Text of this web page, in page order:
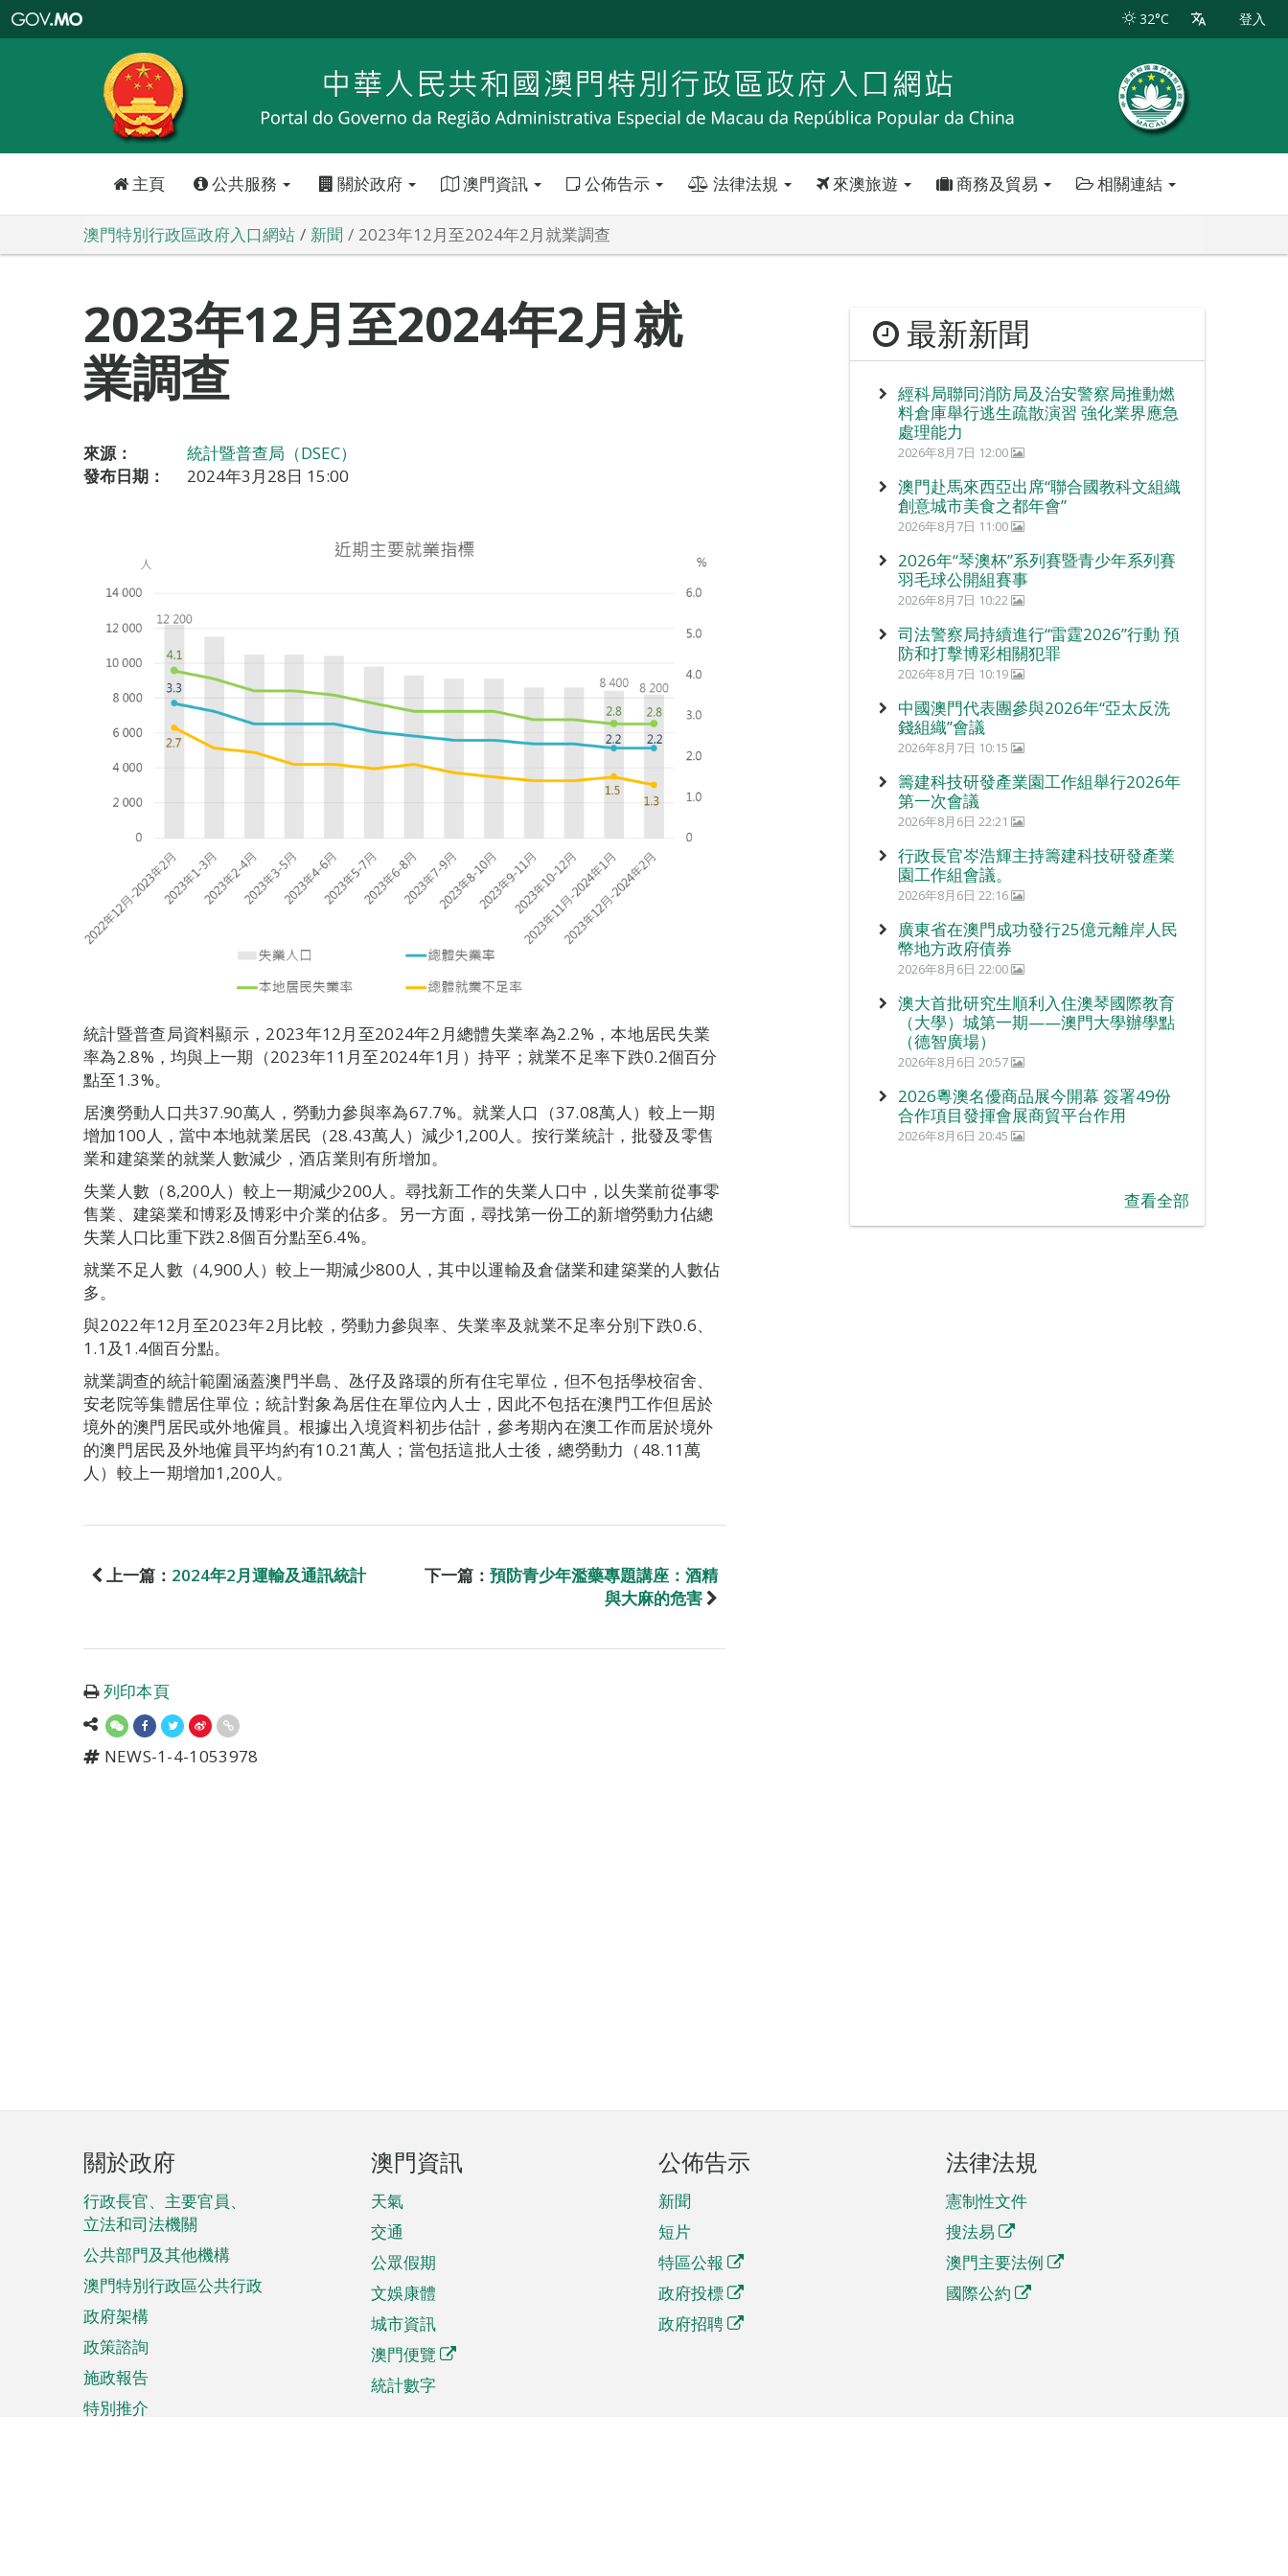
特
政
區
政
口
32°C 登入
主頁 公共服務 關於政府 澳門資訊 公佈告示 法律法規 來澳旅遊 商務及貿易 相關連結
澳門特別行政區政府入口網站 新聞 2023年12月至2024年2月就業調查
2023年12月至2024年2月就
業調查
來源：
統計暨普查局（DSEC）
發布日期：
2024年3月28日 15:00
統計暨普查局資料顯示，2023年12月至2024年2月總體失業率為2.2%，本地居民失業
率為2.8%，均與上一期（2023年11月至2024年1月）持平；就業不足率下跌0.2個百分
點至1.3%。
居澳勞動人口共37.90萬人，勞動力參與率為67.7%。就業人口（37.08萬人）較上一期
增加100人，當中本地就業居民（28.43萬人）減少1,200人。按行業統計，批發及零售
業和建築業的就業人數減少，酒店業則有所增加。
失業人數（8,200人）較上一期減少200人。尋找新工作的失業人口中，以失業前從事零
售業、建築業和博彩及博彩中介業的佔多。另一方面，尋找第一份工的新增勞動力佔總
失業人口比重下跌2.8個百分點至6.4%。
就業不足人數（4,900人）較上一期減少800人，其中以運輸及倉儲業和建築業的人數佔
多。
與2022年12月至2023年2月比較，勞動力參與率、失業率及就業不足率分別下跌0.6、
1.1及1.4個百分點。
就業調查的統計範圍涵蓋澳門半島、氹仔及路環的所有住宅單位，但不包括學校宿舍、
安老院等集體居住單位；統計對象為居住在單位內人士，因此不包括在澳門工作但居於
境外的澳門居民或外地僱員。根據出入境資料初步估計，參考期內在澳工作而居於境外
的澳門居民及外地僱員平均約有10.21萬人；當包括這批人士後，總勞動力（48.11萬
人）較上一期增加1,200人。
上一篇： 2024年2月運輸及通訊統計 下一篇： 預防青少年濫藥專題講座：酒精
與大麻的危害
列印本頁
NEWS-1-4-1053978
最新新聞
經科局聯同消防局及治安警察局推動燃
料倉庫舉行逃生疏散演習 強化業界應急
處理能力
2026年8月7日 12:00
澳門赴馬來西亞出席“聯合國教科文組織
創意城市美食之都年會”
2026年8月7日 11:00
2026年“琴澳杯”系列賽暨青少年系列賽
羽毛球公開組賽事
2026年8月7日 10:22
司法警察局持續進行“雷霆2026”行動 預
防和打擊博彩相關犯罪
2026年8月7日 10:19
中國澳門代表團參與2026年“亞太反洗
錢組織”會議
2026年8月7日 10:15
籌建科技研發產業園工作組舉行2026年
第一次會議
2026年8月6日 22:21
行政長官岑浩輝主持籌建科技研發產業
園工作組會議。
2026年8月6日 22:16
廣東省在澳門成功發行25億元離岸人民
幣地方政府債券
2026年8月6日 22:00
澳大首批研究生順利入住澳琴國際教育
（大學）城第一期——澳門大學辦學點
（德智廣場）
2026年8月6日 20:57
2026粵澳名優商品展今開幕 簽署49份
合作項目發揮會展商貿平台作用
2026年8月6日 20:45
查看全部
頁
腳
菜
單
關於政府
行政長官、主要官員、
立法和司法機關
公共部門及其他機構
澳門特別行政區公共行政
政府架構
政策諮詢
施政報告
特別推介
澳門資訊
天氣
交通
公眾假期
文娛康體
城市資訊
澳門便覽
統計數字
公佈告示
新聞
短片
特區公報
政府投標
政府招聘
法律法規
憲制性文件
搜法易
澳門主要法例
國際公約